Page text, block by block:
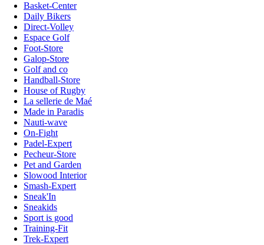
Basket-Center
Daily Bikers
Direct-Volley
Espace Golf
Foot-Store
Galop-Store
Golf and co
Handball-Store
House of Rugby
La sellerie de Maé
Made in Paradis
Nauti-wave
On-Fight
Padel-Expert
Pecheur-Store
Pet and Garden
Slowood Interior
Smash-Expert
Sneak'In
Sneakids
Sport is good
Training-Fit
Trek-Expert